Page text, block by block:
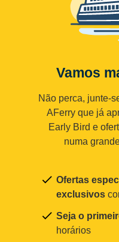
Vamos
Não perca, junte-
AFerry que já
Early Bird e
numa
Ofertas
exclusivos
Seja o
horários